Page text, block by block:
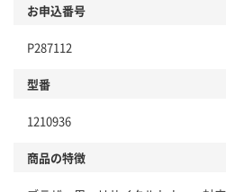
お申込番号
P287112
型番
1210936
商品の特徴